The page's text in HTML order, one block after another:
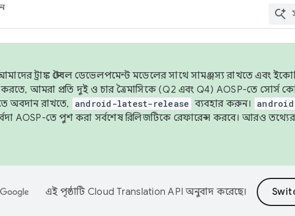
ট্রাঙ্ক স্টেবল ডেভেলপমেন্ট মডেলের সাথে সামঞ্জস্য রাখতে এবং
করতে, আমরা প্রতি দুই ও চার ত্রৈমাসিকে (Q2 এবং Q4) AOSP-তে সোর্স
অবদান রাখতে,
android-latest-release ব্যবহার করুন।
সর্বদা AOSP-তে পুশ করা সর্বশেষ রিলিজটিকে রেফারেন্স করবে। আরও
এই পৃষ্ঠাটি Cloud Translation API অনুবাদ করেছে।